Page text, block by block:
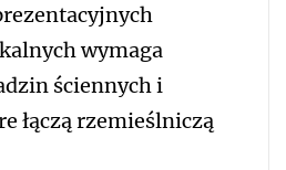
wymaga
ściennych i
łączą rzemieślniczą